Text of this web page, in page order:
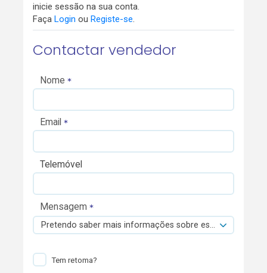
inicie sessão na sua conta.
Faça Login ou Registe-se.
Contactar vendedor
Nome
Email
Telemóvel
Mensagem
Pretendo saber mais informações sobre esta viatura.
Tem retoma?